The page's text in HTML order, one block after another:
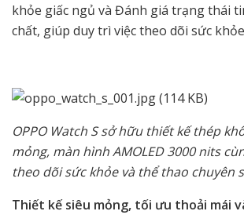
khỏe giấc ngủ và Đánh giá trạng thái
chất, giúp duy trì việc theo dõi sức
OPPO Watch S sở hữu thiết kế thép
mỏng, màn hình AMOLED 3000 nits
theo dõi sức khỏe và thể thao chuyên
Thiết kế siêu mỏng, tối ưu thoải mái